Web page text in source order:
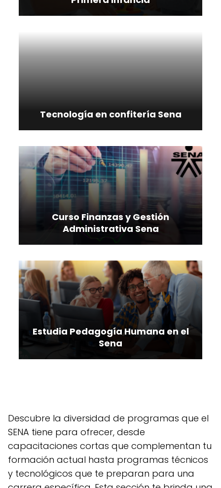
Tecnología en confitería Sena
Curso Finanzas y Gestión
Administrativa Sena
Estudia Pedagogía Humana en el
Sena
Descubre la diversidad de programas que el
SENA tiene para ofrecer, desde
capacitaciones cortas que complementan tu
formación actual hasta programas técnicos
y tecnológicos que te preparan para una